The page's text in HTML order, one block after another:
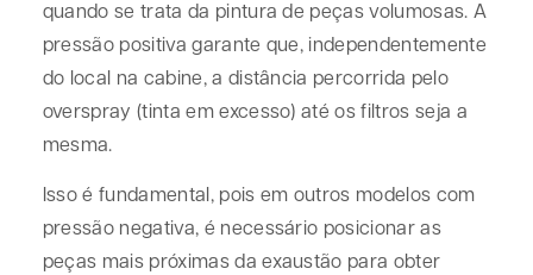
quando se trata da pintura de peças volumosas. A
pressão positiva garante que, independentemente
do local na cabine, a distância percorrida pelo
overspray (tinta em excesso) até os filtros seja a
mesma.
Isso é fundamental, pois em outros modelos com
pressão negativa, é necessário posicionar as
peças mais próximas da exaustão para obter